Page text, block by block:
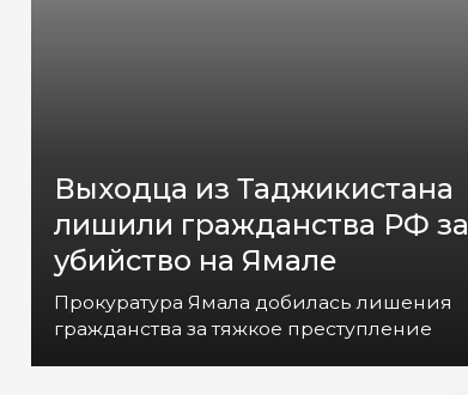
Выходца из Таджикистана
лишили гражданства РФ за
убийство на Ямале
Прокуратура Ямала добилась лишения
гражданства за тяжкое преступление